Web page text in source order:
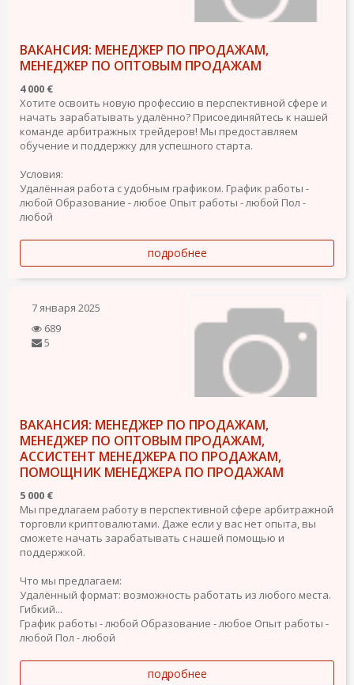
ВАКАНСИЯ: МЕНЕДЖЕР ПО ПРОДАЖАМ,
МЕНЕДЖЕР ПО ОПТОВЫМ ПРОДАЖАМ
4 000 €
Хотите освоить новую профессию в перспективной сфере и
начать зарабатывать удалённо? Присоединяйтесь к нашей
команде арбитражных трейдеров! Мы предоставляем
обучение и поддержку для успешного старта.
Условия:
Удалённая работа с удобным графиком. График работы -
любой Образование - любое Опыт работы - любой Пол -
любой
подробнее
7 января 2025
689
5
ВАКАНСИЯ: МЕНЕДЖЕР ПО ПРОДАЖАМ,
МЕНЕДЖЕР ПО ОПТОВЫМ ПРОДАЖАМ,
АССИСТЕНТ МЕНЕДЖЕРА ПО ПРОДАЖАМ,
ПОМОЩНИК МЕНЕДЖЕРА ПО ПРОДАЖАМ
5 000 €
Мы предлагаем работу в перспективной сфере арбитражной
торговли криптовалютами. Даже если у вас нет опыта, вы
сможете начать зарабатывать с нашей помощью и
поддержкой.
Что мы предлагаем:
Удалённый формат: возможность работать из любого места.
Гибкий...
График работы - любой Образование - любое Опыт работы -
любой Пол - любой
подробнее